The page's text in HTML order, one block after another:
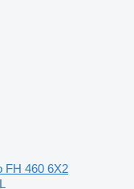
FH 460 6X2